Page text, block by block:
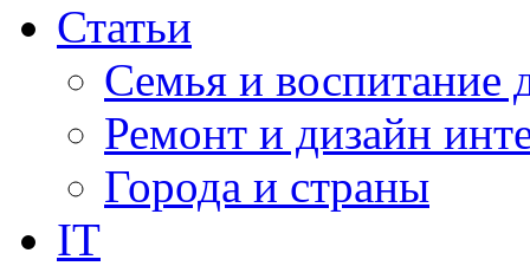
Статьи
Семья и воспитание
Ремонт и дизайн
Города и страны
IT